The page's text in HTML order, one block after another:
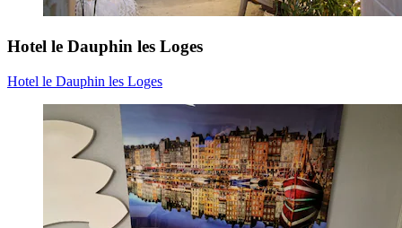
Hotel le Dauphin les Loges
Hotel le Dauphin les Loges